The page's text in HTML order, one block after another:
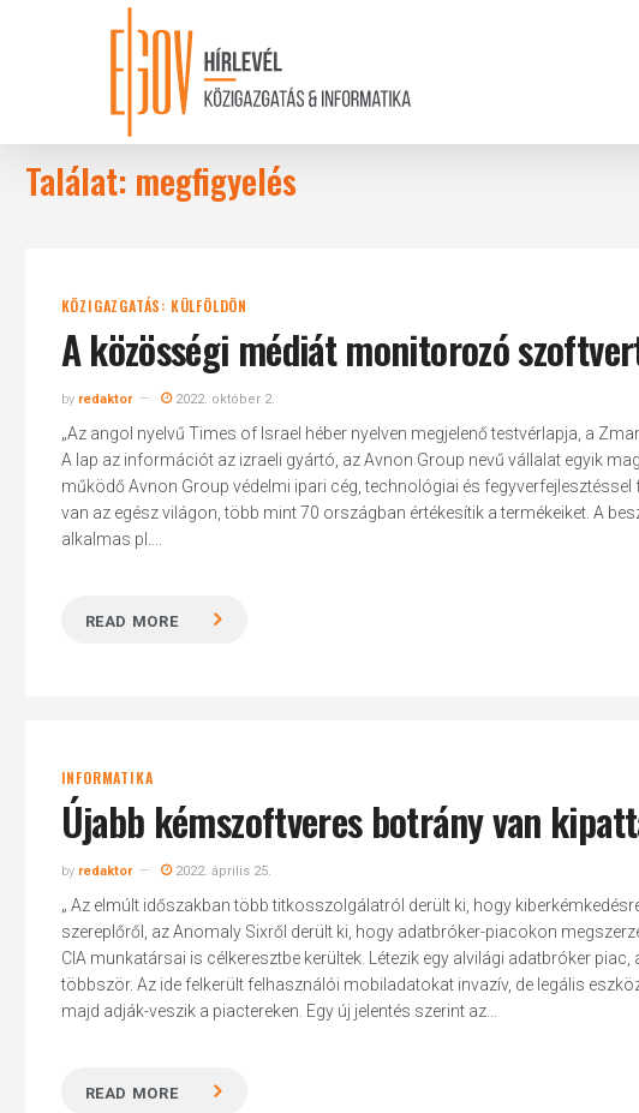
Hit enter to search or ESC to close
Találat: megfigyelés
KÖZIGAZGATÁS: KÜLFÖLDÖN
A közösségi médiát monitorozó
by redaktor 2022. október 2.
„Az angol nyelvű Times of Israel héber nyelven megjelenő testvérlapja, a
A lap az információt az izraeli gyártó, az Avnon Group nevű vállalat egyik
működő Avnon Group védelmi ipari cég, technológiai és
van az egész világon, több mint 70 országban értékesítik a termékeiket. A
alkalmas pl....
READ MORE
INFORMATIKA
Újabb kémszoftveres botrány van
by redaktor 2022. április 25.
„ Az elmúlt időszakban több titkosszolgálatról derült ki, hogy
szereplőről, az Anomaly Sixről derült ki, hogy adatbróker-piacokon
CIA munkatársai is célkeresztbe kerültek. Létezik egy alvilági adatbróker
többször. Az ide felkerült felhasználói mobiladatokat invazív, de legális
majd adják-veszik a piactereken. Egy új jelentés szerint az...
READ MORE